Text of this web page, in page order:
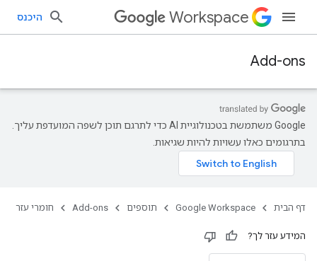
Workspace היכנס
Add-ons
‫Google משתמשת בטכנולוגיית AI כדי לתרגם תוכן לשפה המועדפת עליך.
בתרגומים כאלו עשויות להיות שגיאות.
דף הבית Google Workspace תוספים Add-ons חומרי עזר
המידע עזר לך?